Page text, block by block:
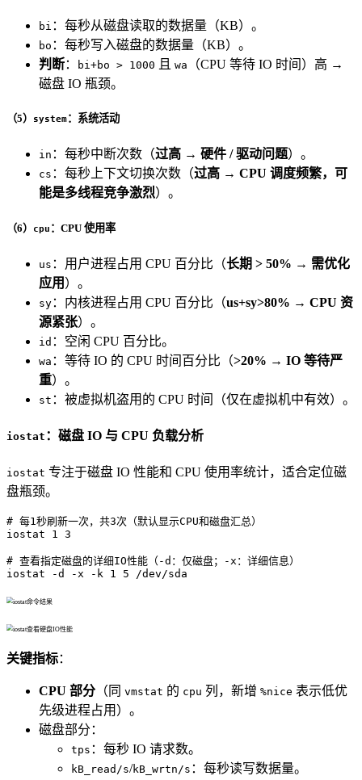
bi ：每秒从磁盘读取的数据量（KB）。
bo ：每秒写入磁盘的数据量（KB）。
判断： bi+bo > 1000 且 wa
（CPU 等待 IO 时间）高 →
磁盘 IO 瓶颈。
（5） system：系统活动
in ：每秒中断次数（过高 → 硬件 / 驱动问题）。
cs ：每秒上下文切换次数（过高 → CPU 调度频繁，可
能是多线程竞争激烈）。
（6） cpu ：CPU 使用率
us ：用户进程占用 CPU 百分比（长期 > 50% → 需优化
应用 ）。
sy ：内核进程占用 CPU 百分比（us+sy>80% → CPU 资
源紧张）。
id ：空闲 CPU 百分比。
wa ：等待 IO 的 CPU 时间百分比（>20% → IO 等待严
重）。
st ：被虚拟机盗用的 CPU 时间（仅在虚拟机中有效）。
iostat ：磁盘 IO 与 CPU 负载分析
iostat 专注于磁盘 IO 性能和 CPU 使用率统计，适合定位磁
盘瓶颈。
# 每1秒刷新一次，共3次（默认显示CPU和磁盘汇总）
iostat 1 3
# 查看指定磁盘的详细IO性能（-d：仅磁盘；-x：详细信息）
iostat -d -x -k 1 5 /dev/sda
关键指标：
CPU 部分 （同 vmstat 的 cpu 列，新增 %nice 表示低优
先级进程占用）。
磁盘部分：
tps ：每秒 IO 请求数。
kB_read/s/kB_wrtn/s ：每秒读写数据量。